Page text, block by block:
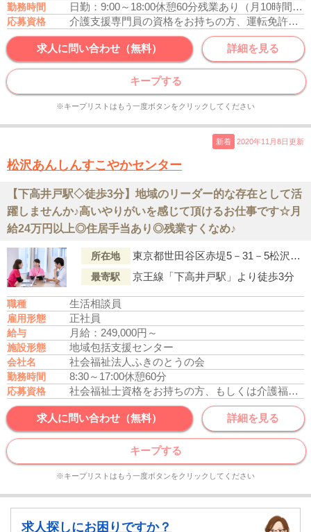
勤務時間 日勤：9:00～18:00休憩60分残業あり（月10時間程度）
応募資格 介護支援専門員の資格をお持ちの方、運転免許あれば尚可
求人に問い合わせ（無料） 詳細を見る
キープする
※キープリストはもう一度ボタンをクリックしてください
新着 2020年11月8日更新
松沢あんしんすこやかセンター
【下高井戸駅◇徒歩3分】地域のリーダー的な存在として活
躍しませんか♪高いやりがいを感じて頂けるお仕事です☆月
給24万円以上◎住居手当あり◎残業すくなめ♪
所在地 東京都世田谷区赤堤5－31－5松沢まちづくりセンター内
最寄駅 京王線「下高井戸駅」より徒歩3分
職種 生活相談員
雇用形態 正社員
給与 月給：249,000円～
施設形態 地域包括支援センター
会社名 社会福祉法人ふきのとうの会
勤務時間 8:30～17:00休憩60分
応募資格 社会福祉士資格をお持ちの方、もしくは介護福祉士資格をお持ちの方
求人に問い合わせ（無料） 詳細を見る
キープする
※キープリストはもう一度ボタンをクリックしてください
求人探しにお困りですか？